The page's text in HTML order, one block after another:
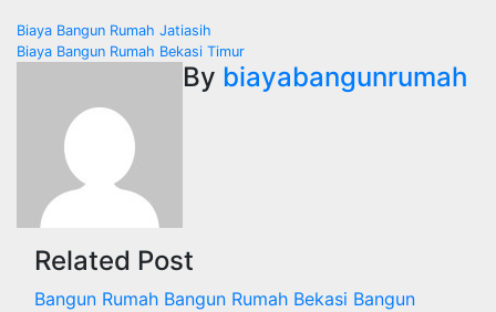
Post
navigation
Biaya Bangun Rumah Jatiasih
Biaya Bangun Rumah Bekasi Timur
By biayabangunrumah
Related Post
Bangun Rumah Bangun Rumah Bekasi Bangun